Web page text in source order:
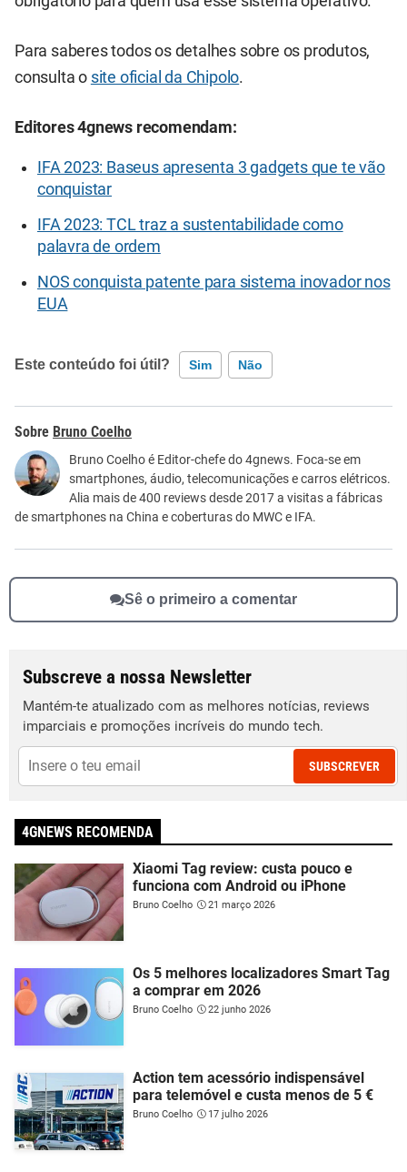
Para saberes todos os detalhes sobre os produtos,
consulta o site oficial da Chipolo.
Editores 4gnews recomendam:
IFA 2023: Baseus apresenta 3 gadgets que te vão
conquistar
IFA 2023: TCL traz a sustentabilidade como
palavra de ordem
NOS conquista patente para sistema inovador nos
EUA
Este conteúdo foi útil? Sim Não
Este conteúdo não tem a informação que procuro
Outro
Bruno Coelho
Bruno Coelho é Editor-chefe do 4gnews. Foca-se em
smartphones, áudio, telecomunicações e carros elétricos.
Alia mais de 400 reviews desde 2017 a visitas a fábricas
de smartphones na China e coberturas do MWC e IFA.
Sê o primeiro a comentar
Subscreve a nossa Newsletter
Mantém-te atualizado com as melhores notícias, reviews
imparciais e promoções incríveis do mundo tech.
SUBSCREVER
4GNEWS RECOMENDA
Xiaomi Tag review: custa pouco e
funciona com Android ou iPhone
Bruno Coelho 21 março 2026
Os 5 melhores localizadores Smart Tag
a comprar em 2026
Bruno Coelho 22 junho 2026
Action tem acessório indispensável
para telemóvel e custa menos de 5 €
Bruno Coelho 17 julho 2026